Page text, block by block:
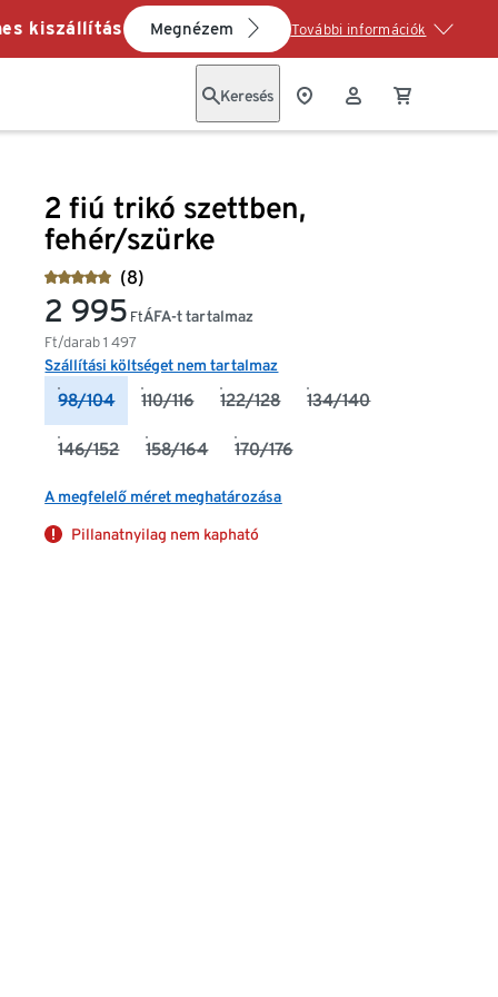
kiszállítás Megnézem További információk
Keresés
2 fiú trikó szettben,
fehér/szürke
(8)
2 995 Ft
Ft/darab1 497
ÁFA-t tartalmaz
Szállítási költséget nem tartalmaz
98/104 110/116 122/128 134/140
146/152 158/164 170/176
A megfelelő méret meghatározása
Pillanatnyilag nem kapható